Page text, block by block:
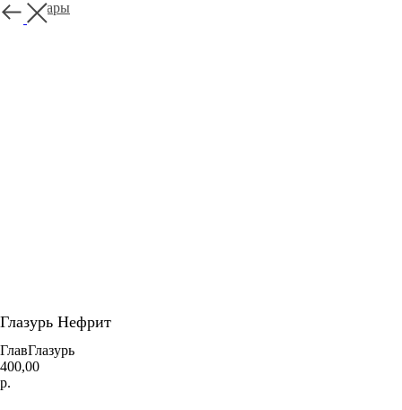
Все товары
Глазурь Нефрит
ГлавГлазурь
400,00
р.